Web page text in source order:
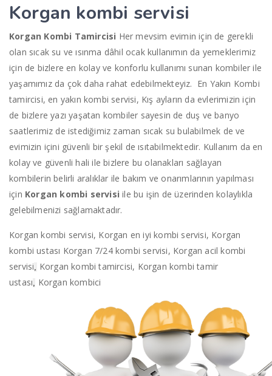
Korgan kombi servisi
Korgan Kombi Tamircisi Her mevsim evimin için de gerekli
olan sıcak su ve ısınma dâhil ocak kullanımın da yemeklerimiz
için de bizlere en kolay ve konforlu kullanımı sunan kombiler ile
yaşamımız da çok daha rahat edebilmekteyiz. En Yakın Kombi
tamircisi, en yakın kombi servisi, Kış ayların da evlerimizin için
de bizlere yazı yaşatan kombiler sayesin de duş ve banyo
saatlerimiz de istediğimiz zaman sıcak su bulabilmek de ve
evimizin içini güvenli bir şekil de ısıtabilmektedir. Kullanım da en
kolay ve güvenli hali ile bizlere bu olanakları sağlayan
kombilerin belirli aralıklar ile bakım ve onarımlarının yapılması
için Korgan kombi servisi ile bu işin de üzerinden kolaylıkla
gelebilmenizi sağlamaktadır.
Korgan kombi servisi, Korgan en iyi kombi servisi, Korgan
kombi ustası Korgan 7/24 kombi servisi, Korgan acil kombi
servisi, Korgan kombi tamircisi, Korgan kombi tamir
ustası, Korgan kombici